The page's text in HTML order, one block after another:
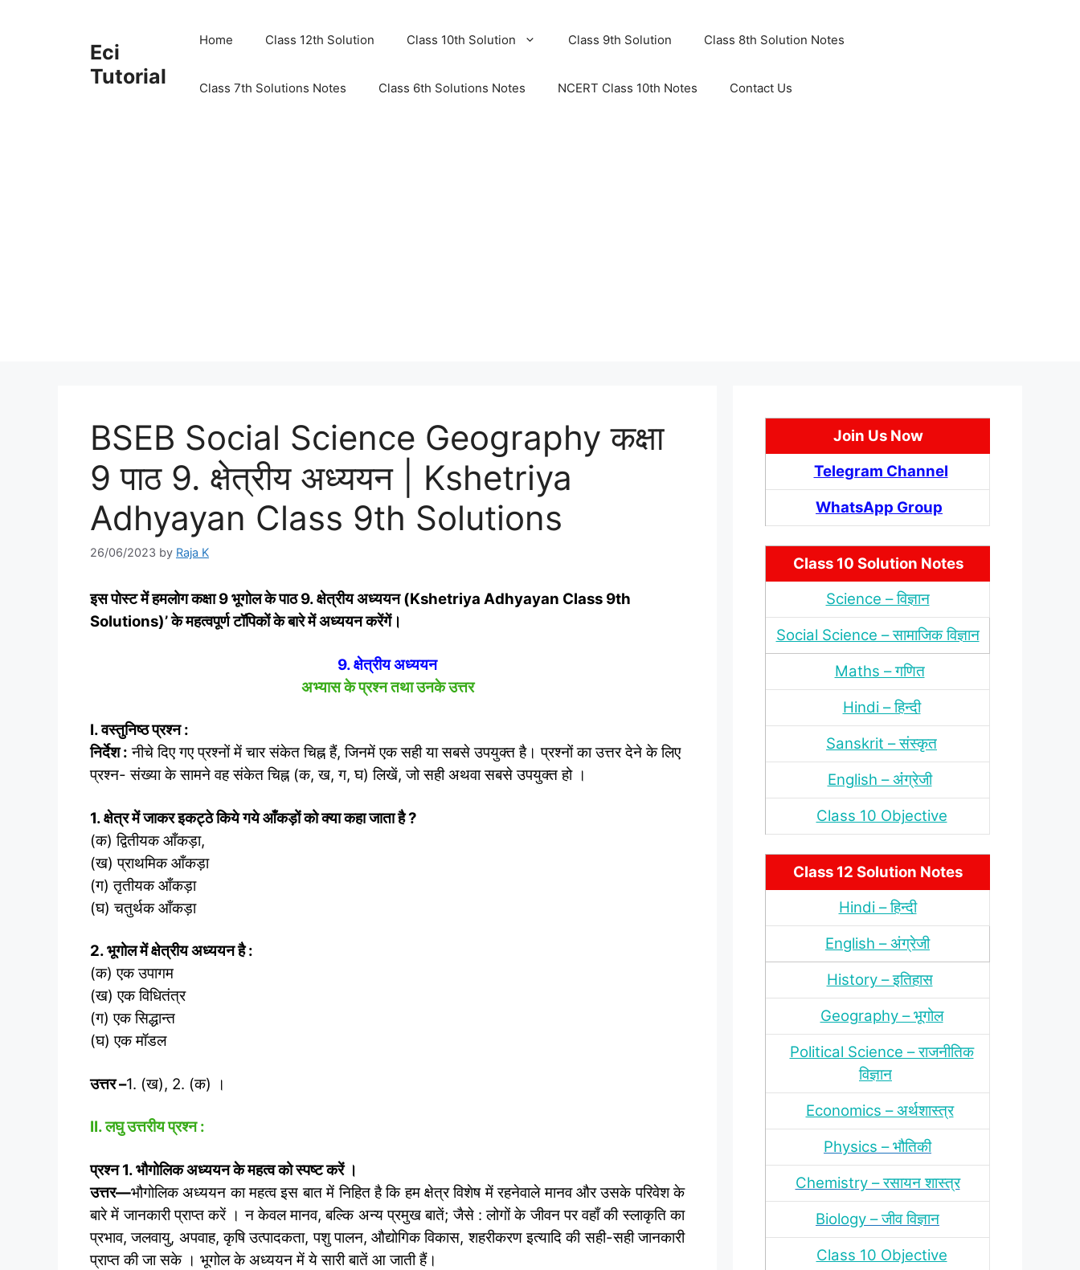
Eci
Tutorial
Home Class 12th Solution Class 10th Solution Class 9th Solution Class 8th Solution Notes
Class 7th Solutions Notes Class 6th Solutions Notes NCERT Class 10th Notes Contact Us
BSEB Social Science Geography कक्षा
9 पाठ 9. क्षेत्रीय अध्‍ययन | Kshetriya
Adhyayan Class 9th Solutions
26/06/2023 by Raja K
इस पोस्‍ट में हमलोग कक्षा 9भूगोलके पाठ 9. क्षेत्रीय अध्‍ययन (Kshetriya Adhyayan Class 9th
Solutions)’ के महत्‍वपूर्ण टॉपिकों के बारे में अध्‍ययन करेंगें।
9. क्षेत्रीय अध्‍ययन
अभ्यास के प्रश्न तथा उनके उत्तर
I. वस्तुनिष्ठ प्रश्न :
निर्देश : नीचे दिए गए प्रश्नों में चार संकेत चिह्न हैं, जिनमें एक सही या सबसे उपयुक्त है। प्रश्नों का उत्तर देने के लिए
प्रश्न- संख्या के सामने वह संकेत चिह्न (क, ख, ग, घ) लिखें, जो सही अथवा सबसे उपयुक्त हो ।
1. क्षेत्र में जाकर इकट्ठे किये गये आँकड़ों को क्या कहा जाता है?
(क) द्वितीयक आँकड़ा,
(ख) प्राथमिक आँकड़ा
(ग) तृतीयक आँकड़ा
(घ) चतुर्थक आँकड़ा
2. भूगोल में क्षेत्रीय अध्ययन है :
(क) एक उपागम
(ख) एक विधितंत्र
(ग) एक सिद्धान्त
(घ) एक मॉडल
उत्तर –1. (ख), 2. (क) ।
II. लघु उत्तरीय प्रश्न :
प्रश्न 1. भौगोलिक अध्ययन के महत्व को स्पष्ट करें ।
उत्तर—भौगोलिक अध्ययन का महत्व इस बात में निहित है कि हम क्षेत्र विशेष में रहनेवाले मानव और उसके परिवेश के
बारे में जानकारी प्राप्त करें । न केवल मानव, बल्कि अन्य प्रमुख बातें; जैसे : लोगों के जीवन पर वहाँ की स्लाकृति का
प्रभाव, जलवायु, अपवाह, कृषि उत्पादकता, पशु पालन, औद्योगिक विकास, शहरीकरण इत्यादि की सही-सही जानकारी
प्राप्त की जा सके । भूगोल के अध्ययन में ये सारी बातें आ जाती हैं।
Join Us Now
Telegram Channel
WhatsApp Group
Class 10 Solution Notes
Science – विज्ञान
Social Science – सामाजिक विज्ञान
Maths – गणित
Hindi – हिन्‍दी
Sanskrit – संस्‍कृत
English – अंंग्रेजी
Class 10 Objective
Class 12 Solution Notes
Hindi – हिन्‍दी
English – अंग्रेजी
History – इतिहास
Geography – भूगोल
Political Science – राजनीतिक
विज्ञान
Economics – अर्थशास्‍त्र
Physics – भौतिकी
Chemistry – रसायन शास्‍त्र
Biology – जीव विज्ञान
Class 10 Objective